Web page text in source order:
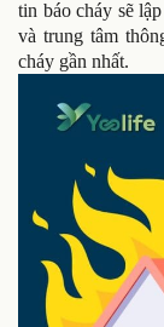
tin báo cháy sẽ
và trung tâm
cháy gần nhất.